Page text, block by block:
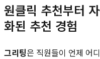
원클릭 추천부터
화된 추천 경험
그리팅은 직원들이 언제 어